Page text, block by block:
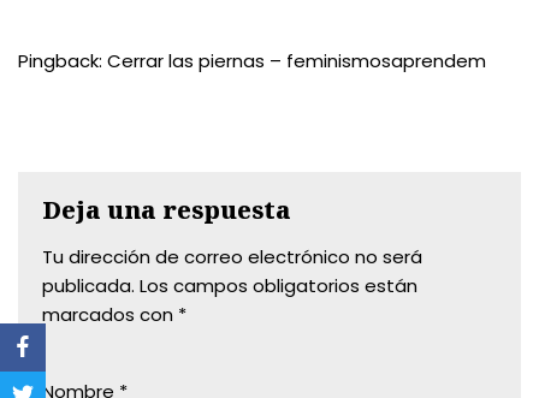
Pingback: Cerrar las piernas – feminismosaprendem
Deja una respuesta
Tu dirección de correo electrónico no será
publicada. Los campos obligatorios están
marcados con *
Nombre *